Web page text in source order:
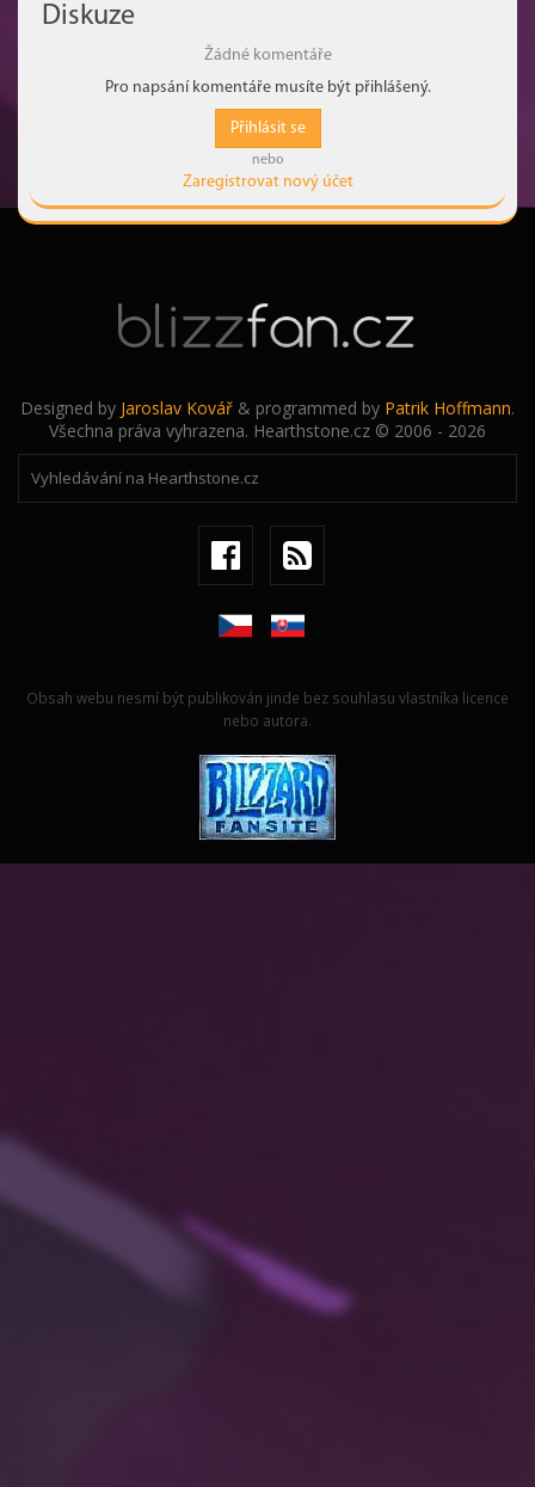
Diskuze
Žádné komentáře
Pro napsání komentáře musíte být přihlášený.
Přihlásit se
nebo
Zaregistrovat nový účet
Designed by Jaroslav Kovář & programmed by Patrik Hoffmann.
Všechna práva vyhrazena. Hearthstone.cz © 2006 - 2026
Obsah webu nesmí být publikován jinde bez souhlasu vlastníka licence
nebo autora.